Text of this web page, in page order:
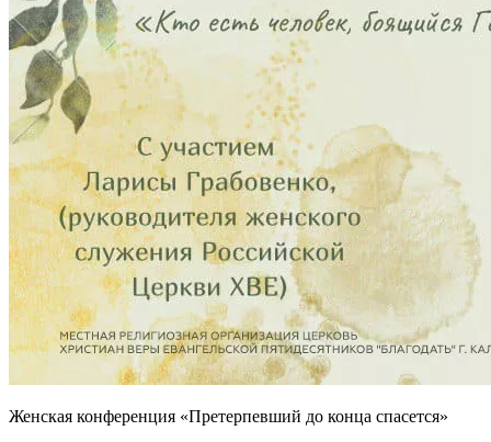
Женская конференция «Претерпевший до конца спасется»